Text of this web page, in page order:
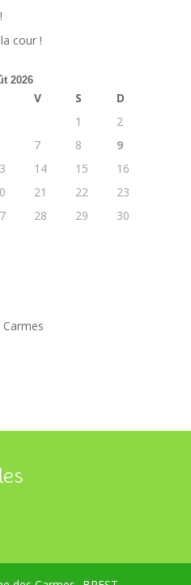
cour !
2026
V S
D
1
2
7 8
9
14 15
16
21 22
23
28 29
30